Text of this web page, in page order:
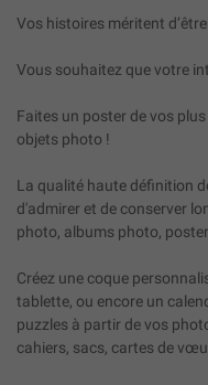
Vos histoires méritent
Vous souhaitez que votre
Faites un poster de vos
objets photo !
La qualité haute définition
d'admirer et de conserver
photo, albums photo,
Créez une coque
tablette, ou encore un
puzzles à partir de vos
cahiers, sacs, cartes de